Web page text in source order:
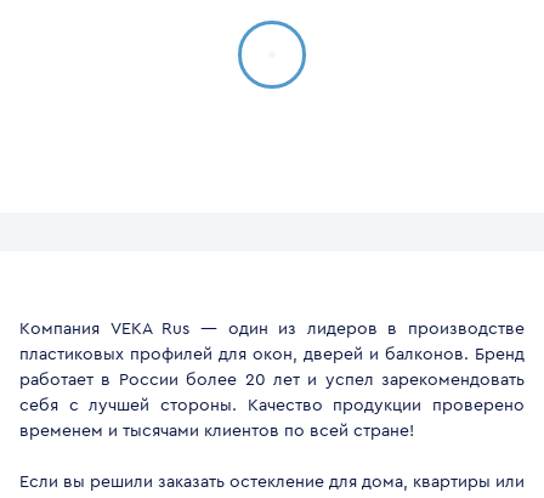
Компания VEKA Rus — один из лидеров в производстве
пластиковых профилей для окон, дверей и балконов. Бренд
работает в России более 20 лет и успел зарекомендовать
себя с лучшей стороны. Качество продукции проверено
временем и тысячами клиентов по всей стране!
Если вы решили заказать остекление для дома, квартиры или